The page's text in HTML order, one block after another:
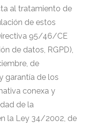
al tratamiento de
de estos
95/46/CE
de datos, RGPD),
de
garantía de los
conexa y
de la
la Ley 34/2002, de